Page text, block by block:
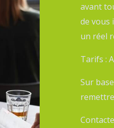
avant
de vous
un réel
Tarifs :
Sur